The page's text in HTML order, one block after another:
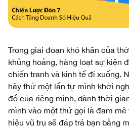
Trong giai đoạn khó khăn của
khủng hoảng, hàng loạt sự kiện
chiến tranh và kinh tế đi xuống.
hãy thử một lần tự mình khởi
đồ của riêng mình, dành thời
mình vào một thứ gọi là đam
hiệu vũ trụ sẽ đáp trả bạn bằng